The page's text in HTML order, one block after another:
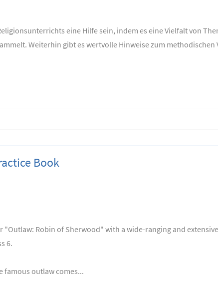
eine Hilfe sein, indem es eine Vielfalt von
Weiterhin gibt es wertvolle Hinweise zum
Book
Robin of Sherwood" with a wide-ranging and
6.
famous outlaw comes...